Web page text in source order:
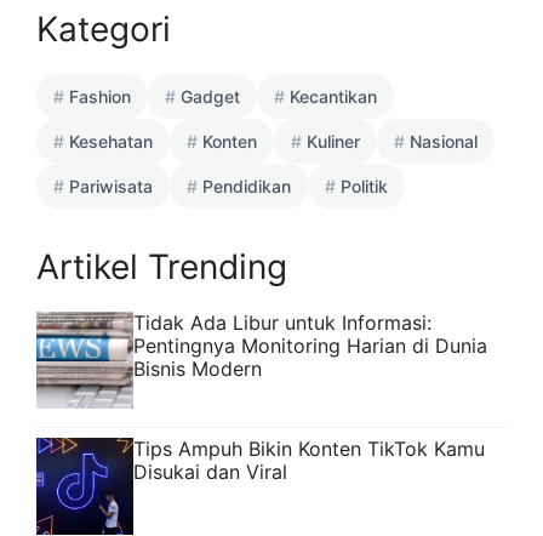
Kategori
Fashion Gadget Kecantikan
Kesehatan Konten Kuliner Nasional
Pariwisata Pendidikan Politik
Artikel Trending
Tidak Ada Libur untuk Informasi:
Pentingnya Monitoring Harian di Dunia
Bisnis Modern
Tips Ampuh Bikin Konten TikTok Kamu
Disukai dan Viral